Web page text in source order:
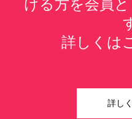
ける方を会員
詳しくは
詳し